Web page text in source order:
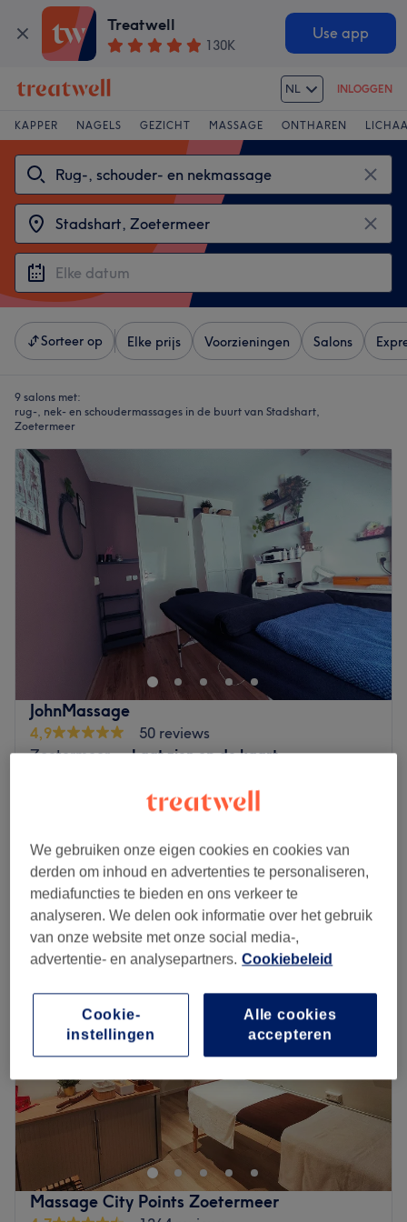
Treatwell
130K
Use app
NL INLOGGEN
KAPPER NAGELS GEZICHT MASSAGE ONTHAREN
Sorteer op Elke prijs Voorzieningen Salons
9 salons met:
rug-, nek- en schoudermassages in de buurt van Stadshart,
Zoetermeer
JohnMassage
4,9
50 reviews
Zoetermeer
Laat zien op de kaart
30 min - 1 u 30 min
15 min - 45 min
Kort overzicht salongegevens
Maandag 09:00– 17:00
Dinsdag
09:00– 17:00
Woensdag
09:00–17:00
Donderdag
09:00–17:00
Vrijdag
09:00–17:00
Zaterdag
Gesloten
Zondag
Gesloten
JohnMassage is een massagesalon gelegen in
Zoetermeer. Deze salon is de perfecte plek om te
ontspannen en te genieten van een breed scala aan
massagebehandelingen.
Dichtstbijzijnde openbaar vervoer:
Massage City Points Zoetermeer
We gebruiken onze eigen cookies en cookies van
derden om inhoud en advertenties te personaliseren,
mediafuncties te bieden en ons verkeer te
analyseren. We delen ook informatie over het gebruik
van onze website met onze social media-,
advertentie- en analysepartners. Cookiebeleid
Alle cookies
accepteren
Cookie-
instellingen